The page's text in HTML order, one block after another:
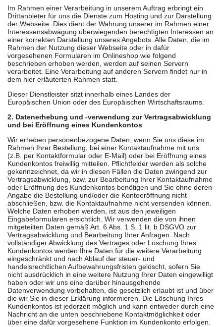
Im Rahmen einer Verarbeitung in unserem Auftrag erbringt ein
Drittanbieter für uns die Dienste zum Hosting und zur Darstellung
der Webseite. Dies dient der Wahrung unserer im Rahmen einer
Interessensabwägung überwiegenden berechtigten Interessen an
einer korrekten Darstellung unseres Angebots. Alle Daten, die im
Rahmen der Nutzung dieser Webseite oder in dafür
vorgesehenen Formularen im Onlineshop wie folgend
beschrieben erhoben werden, werden auf seinen Servern
verarbeitet. Eine Verarbeitung auf anderen Servern findet nur in
dem hier erläuterten Rahmen statt.
Dieser Dienstleister sitzt innerhalb eines Landes der
Europäischen Union oder des Europäischen Wirtschaftsraums.
2. Datenerhebung und -verwendung zur Vertragsabwicklung
und bei Eröffnung eines Kundenkontos
Wir erheben personenbezogene Daten, wenn Sie uns diese im
Rahmen Ihrer Bestellung, bei einer Kontaktaufnahme mit uns
(z.B. per Kontaktformular oder E-Mail) oder bei Eröffnung eines
Kundenkontos freiwillig mitteilen. Pflichtfelder werden als solche
gekennzeichnet, da wir in diesen Fällen die Daten zwingend zur
Vertragsabwicklung, bzw. zur Bearbeitung Ihrer Kontaktaufnahme
oder Eröffnung des Kundenkontos benötigen und Sie ohne deren
Angabe die Bestellung und/oder die Kontoeröffnung nicht
abschließen, bzw. die Kontaktaufnahme nicht versenden können.
Welche Daten erhoben werden, ist aus den jeweiligen
Eingabeformularen ersichtlich. Wir verwenden die von ihnen
mitgeteilten Daten gemäß Art. 6 Abs. 1 S. 1 lit. b DSGVO zur
Vertragsabwicklung und Bearbeitung Ihrer Anfragen. Nach
vollständiger Abwicklung des Vertrages oder Löschung Ihres
Kundenkontos werden Ihre Daten für die weitere Verarbeitung
eingeschränkt und nach Ablauf der steuer- und
handelsrechtlichen Aufbewahrungsfristen gelöscht, sofern Sie
nicht ausdrücklich in eine weitere Nutzung Ihrer Daten eingewilligt
haben oder wir uns eine darüber hinausgehende
Datenverwendung vorbehalten, die gesetzlich erlaubt ist und über
die wir Sie in dieser Erklärung informieren. Die Löschung Ihres
Kundenkontos ist jederzeit möglich und kann entweder durch eine
Nachricht an die unten beschriebene Kontaktmöglichkeit oder
über eine dafür vorgesehene Funktion im Kundenkonto erfolgen.